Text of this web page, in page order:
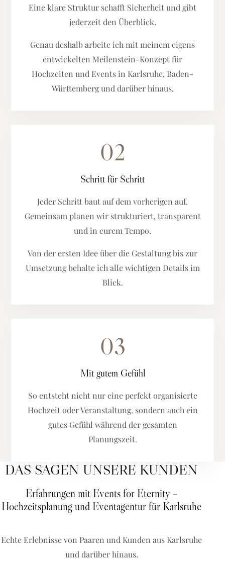
Eine klare Struktur schafft Sicherheit und gibt
jederzeit den Überblick.
Genau deshalb arbeite ich mit meinem eigens
entwickelten Meilenstein-Konzept für
Hochzeiten und Events in Karlsruhe, Baden-
Württemberg und darüber hinaus.
02
Schritt für Schritt
Jeder Schritt baut auf dem vorherigen auf.
Gemeinsam planen wir strukturiert, transparent
und in eurem Tempo.
Von der ersten Idee über die Gestaltung bis zur
Umsetzung behalte ich alle wichtigen Details im
Blick.
03
Mit gutem Gefühl
So entsteht nicht nur eine perfekt organisierte
Hochzeit oder Veranstaltung, sondern auch ein
gutes Gefühl während der gesamten
Planungszeit.
DAS SAGEN UNSERE KUNDEN
Erfahrungen mit Events for Eternity –
Hochzeitsplanung und Eventagentur für Karlsruhe
Echte Erlebnisse von Paaren und Kunden aus Karlsruhe
und darüber hinaus.